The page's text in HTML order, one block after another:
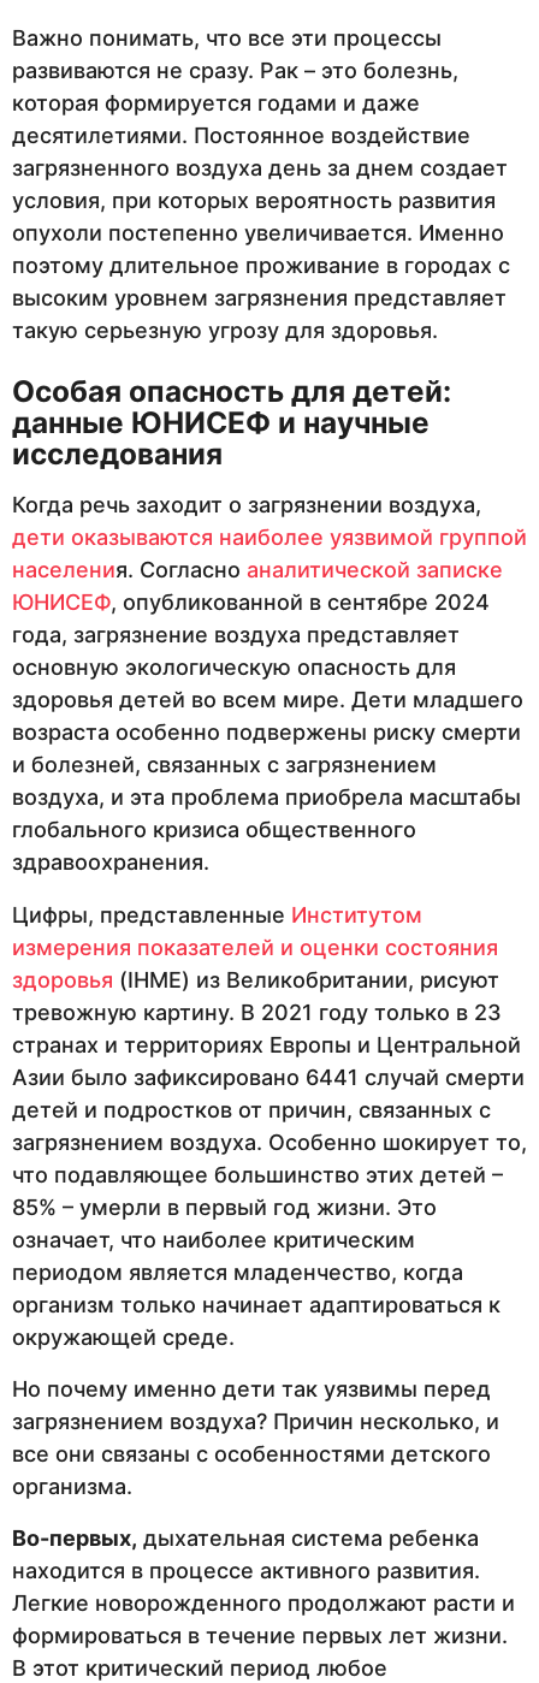
Важно понимать, что все эти процессы
развиваются не сразу. Рак – это болезнь,
которая формируется годами и даже
десятилетиями. Постоянное воздействие
загрязненного воздуха день за днем создает
условия, при которых вероятность развития
опухоли постепенно увеличивается. Именно
поэтому длительное проживание в городах с
высоким уровнем загрязнения представляет
такую серьезную угрозу для здоровья.
Особая опасность для детей:
данные ЮНИСЕФ и научные
исследования
Когда речь заходит о загрязнении воздуха,
дети оказываются наиболее уязвимой группой
населения. Согласно аналитической записке
ЮНИСЕФ, опубликованной в сентябре 2024
года, загрязнение воздуха представляет
основную экологическую опасность для
здоровья детей во всем мире. Дети младшего
возраста особенно подвержены риску смерти
и болезней, связанных с загрязнением
воздуха, и эта проблема приобрела масштабы
глобального кризиса общественного
здравоохранения.
Цифры, представленные Институтом
измерения показателей и оценки состояния
здоровья (IHME) из Великобритании, рисуют
тревожную картину. В 2021 году только в 23
странах и территориях Европы и Центральной
Азии было зафиксировано 6441 случай смерти
детей и подростков от причин, связанных с
загрязнением воздуха. Особенно шокирует то,
что подавляющее большинство этих детей –
85% – умерли в первый год жизни. Это
означает, что наиболее критическим
периодом является младенчество, когда
организм только начинает адаптироваться к
окружающей среде.
Но почему именно дети так уязвимы перед
загрязнением воздуха? Причин несколько, и
все они связаны с особенностями детского
организма.
Во-первых, дыхательная система ребенка
находится в процессе активного развития.
Легкие новорожденного продолжают расти и
формироваться в течение первых лет жизни.
В этот критический период любое